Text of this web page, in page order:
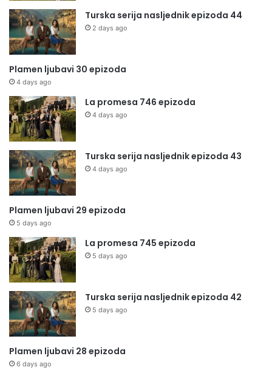
Turska serija nasljednik epizoda 44
2 days ago
Plamen ljubavi 30 epizoda
4 days ago
La promesa 746 epizoda
4 days ago
Turska serija nasljednik epizoda 43
4 days ago
Plamen ljubavi 29 epizoda
5 days ago
La promesa 745 epizoda
5 days ago
Turska serija nasljednik epizoda 42
5 days ago
Plamen ljubavi 28 epizoda
6 days ago